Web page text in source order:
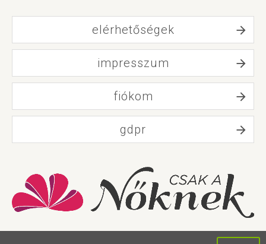
elérhetőségek
impresszum
fiókom
gdpr